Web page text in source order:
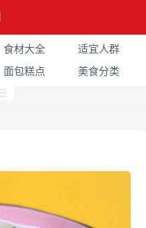
食材大全
适宜人群
面包糕点 美食分类